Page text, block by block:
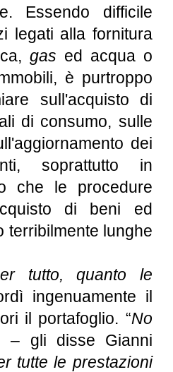
Essendo difficile
legati alla fornitura
gas ed acqua o
è purtroppo
sull'acquisto di
di consumo, sulle
dei
soprattutto in
che le procedure
di beni ed
terribilmente lunghe
tutto, quanto le
ingenuamente il
il portafoglio. “No
– gli disse Gianni
tutte le prestazioni